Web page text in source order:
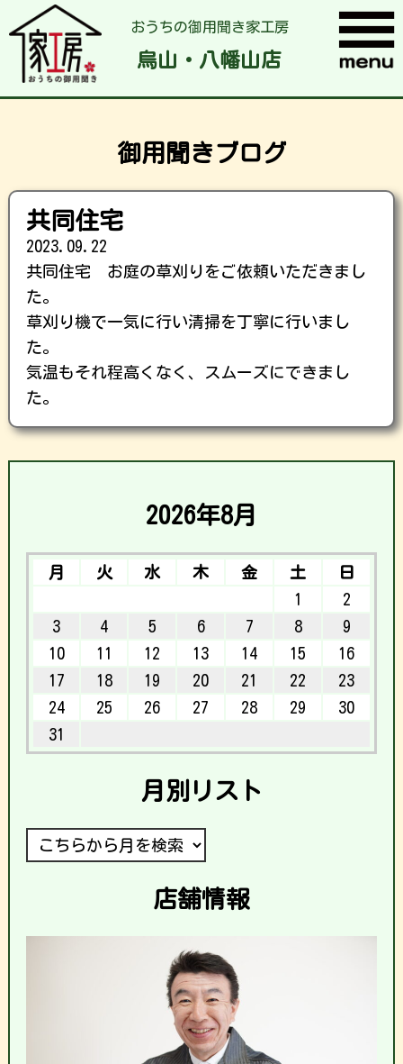
おうちの御用聞き家工房
烏山・八幡山店
御用聞きブログ
共同住宅
2023.09.22
共同住宅 お庭の草刈りをご依頼いただきまし
た。
草刈り機で一気に行い清掃を丁寧に行いまし
た。
気温もそれ程高くなく、スムーズにできまし
た。
2026年8月
月 火 水 木 金 土
日
1
2
3
4 5 6 7 8
9
10
11 12 13 14 15
16
17
18 19 20 21 22
23
24
25 26 27 28 29
30
31
月別リスト
店舗情報